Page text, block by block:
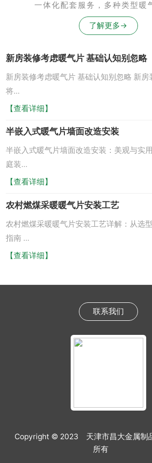
一体化配套服务，多种类型暖
了解更多→
新房装修考虑暖气片 基础认知别忽略
新房装修考虑暖气片 基础认知别忽略 新房
将…
【查看详细】
半嵌入式暖气片墙面改造安装
半嵌入式暖气片墙面改造安装：美观与实
庭装…
【查看详细】
农村燃煤采暖暖气片安装工艺
农村燃煤采暖暖气片安装工艺详解：从选
指南 …
【查看详细】
联系我们
Copyright © 2023 天津市昌大金属制
所有